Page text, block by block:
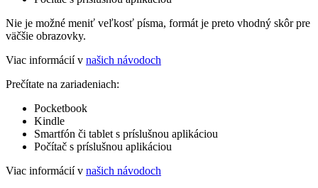
Nie je možné meniť veľkosť písma, formát je preto vhodný skôr pre
väčšie obrazovky.
Viac informácií v našich návodoch
Prečítate na zariadeniach:
Pocketbook
Kindle
Smartfón či tablet s príslušnou aplikáciou
Počítač s príslušnou aplikáciou
Viac informácií v našich návodoch